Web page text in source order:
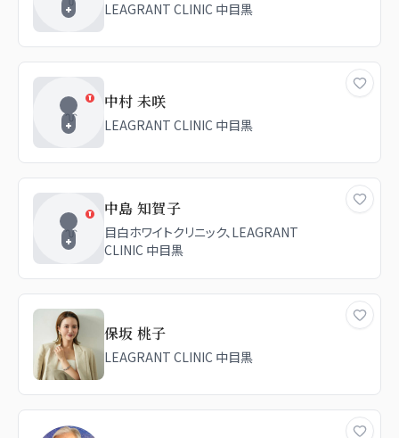
LEAGRANT CLINIC 中目黒
中村 未咲
LEAGRANT CLINIC 中目黒
中島 知賀子
目白ホワイトクリニック、LEAGRANT
CLINIC 中目黒
保坂 桃子
LEAGRANT CLINIC 中目黒